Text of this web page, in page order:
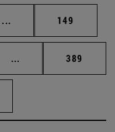
... Páginas intermedias
Página
149
... Páginas intermedias
Página
389